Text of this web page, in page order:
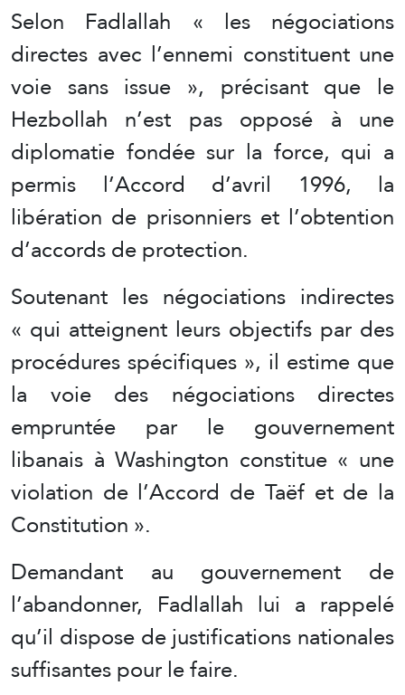
Selon Fadlallah « les négociations
directes avec l’ennemi constituent une
voie sans issue », précisant que le
Hezbollah n’est pas opposé à une
diplomatie fondée sur la force, qui a
permis l’Accord d’avril 1996, la
libération de prisonniers et l’obtention
d’accords de protection.
Soutenant les négociations indirectes
« qui atteignent leurs objectifs par des
procédures spécifiques », il estime que
la voie des négociations directes
empruntée par le gouvernement
libanais à Washington constitue « une
violation de l’Accord de Taëf et de la
Constitution ».
Demandant au gouvernement de
l’abandonner, Fadlallah lui a rappelé
qu’il dispose de justifications nationales
suffisantes pour le faire.